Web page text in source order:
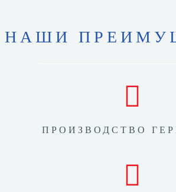
НАШИ
ПРОИЗВОДСТВО